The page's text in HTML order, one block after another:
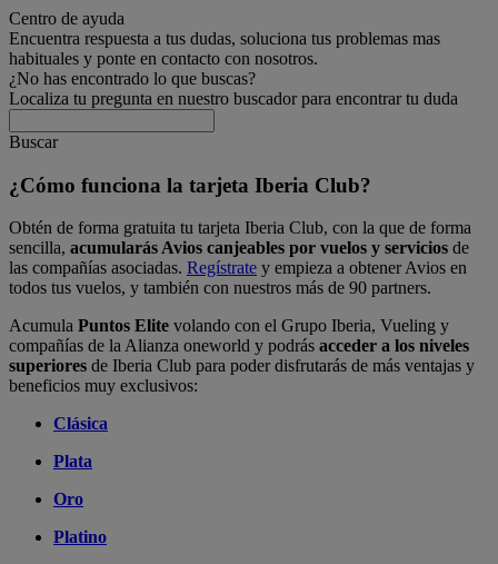
Centro de ayuda
Encuentra respuesta a tus dudas, soluciona tus problemas mas
habituales y ponte en contacto con nosotros.
¿No has encontrado lo que buscas?
Localiza tu pregunta en nuestro buscador para encontrar tu duda
Buscar
¿Cómo funciona la tarjeta Iberia Club?
Obtén de forma gratuita tu tarjeta Iberia Club, con la que de forma
sencilla, acumularás Avios canjeables por vuelos y servicios de
las compañías asociadas. Regístrate y empieza a obtener Avios en
todos tus vuelos, y también con nuestros más de 90 partners.
Acumula Puntos Elite volando con el Grupo Iberia, Vueling y
compañías de la Alianza oneworld y podrás acceder a los niveles
superiores de Iberia Club para poder disfrutarás de más ventajas y
beneficios muy exclusivos:
Clásica
Plata
Oro
Platino